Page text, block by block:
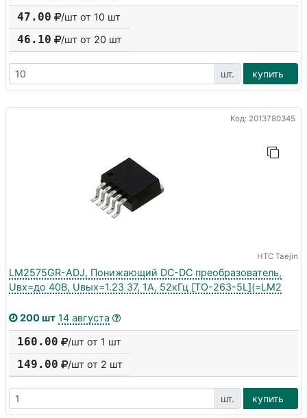
47.00 /шт от 10 шт
46.10 /шт от 20 шт
шт. купить
Код: 2013780345
HTC Taejin
LM2575GR-ADJ, Понижающий DC-DC преобразователь,
Uвх=до 40В, Uвых=1.23 37, 1А, 52кГц [TO-263-5L](=LM2
200 шт 14 августа
160.00 /шт от 1 шт
149.00 /шт от 2 шт
шт. купить